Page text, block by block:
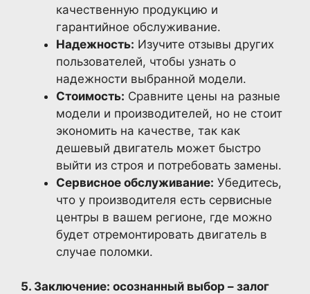
качественную продукцию и
гарантийное обслуживание.
Надежность: Изучите отзывы других
пользователей, чтобы узнать о
надежности выбранной модели.
Стоимость: Сравните цены на разные
модели и производителей, но не стоит
экономить на качестве, так как
дешевый двигатель может быстро
выйти из строя и потребовать замены.
Сервисное обслуживание: Убедитесь,
что у производителя есть сервисные
центры в вашем регионе, где можно
будет отремонтировать двигатель в
случае поломки.
5. Заключение: осознанный выбор – залог